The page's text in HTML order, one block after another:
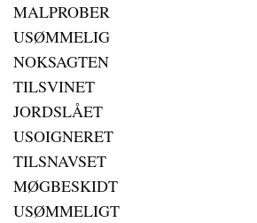
MALPROBER
USØMMELIG
NOKSAGTEN
TILSVINET
JORDSLÅET
USOIGNERET
TILSNAVSET
MØGBESKIDT
USØMMELIGT